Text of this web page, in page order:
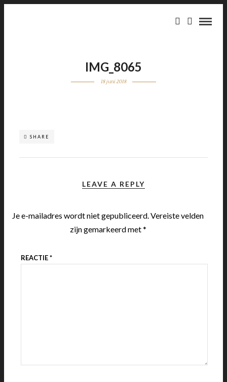
IMG_8065
18 juni 2018
SHARE
LEAVE A REPLY
Je e-mailadres wordt niet gepubliceerd.Vereiste velden
zijn gemarkeerd met*
REACTIE*